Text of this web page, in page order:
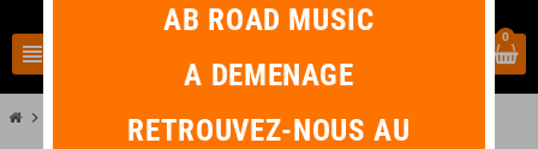
view_headline
0
chevron_right KREMONA FLAMENCA ROSA BELLA 4/4
AB ROAD MUSIC
A DEMENAGE
RETROUVEZ-NOUS AU